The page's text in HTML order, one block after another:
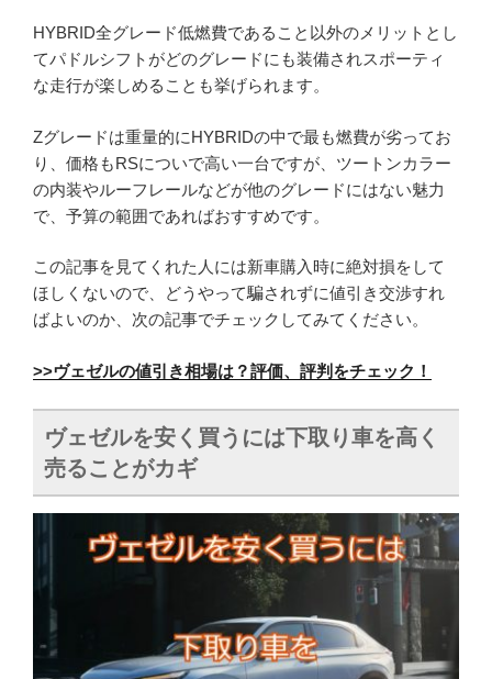
HYBRID全グレード低燃費であること以外のメリットとし
てパドルシフトがどのグレードにも装備されスポーティ
な走行が楽しめることも挙げられます。
Zグレードは重量的にHYBRIDの中で最も燃費が劣ってお
り、価格もRSについで高い一台ですが、ツートンカラー
の内装やルーフレールなどが他のグレードにはない魅力
で、予算の範囲であればおすすめです。
この記事を見てくれた人には新車購入時に絶対損をして
ほしくないので、どうやって騙されずに値引き交渉すれ
ばよいのか、次の記事でチェックしてみてください。
>>ヴェゼルの値引き相場は？評価、評判をチェック！
ヴェゼルを安く買うには下取り車を高く
売ることがカギ